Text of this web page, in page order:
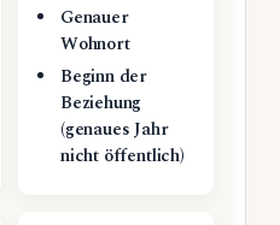
Genauer
Wohnort
Beginn der
Beziehung
(genaues Jahr
nicht öffentlich)